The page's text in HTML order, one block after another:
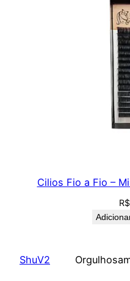
Cilios Fio a Fio –
R$
ShuV2